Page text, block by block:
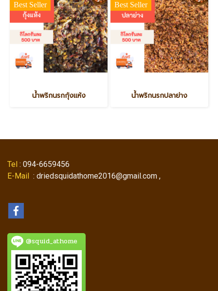
Best Seller
น้ำพริกนรกกุ้งแห้ง
Best Seller
น้ำพริกนรกปลาย่าง
Tel : 094-6659456
E-Mail : driedsquidathome2016@gmail.com ,
@squid_athome